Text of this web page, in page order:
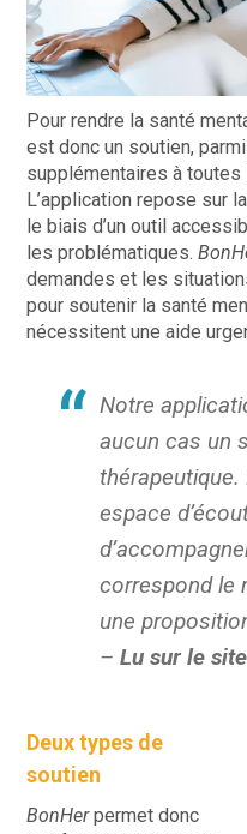
Pour rendre la santé
est donc un soutien,
supplémentaires à
L’application repose sur
le biais d’un outil
les problématiques.
demandes et les
pour soutenir la santé
nécessitent une aide
Notre
aucun cas un
espace
correspond le
une
–Lu sur le
Deux types de
soutien
BonHerpermet donc